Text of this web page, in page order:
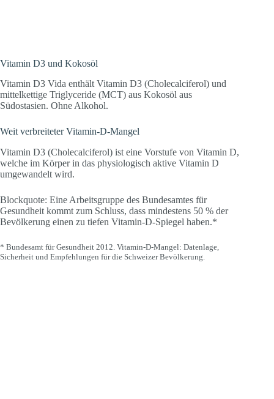
Vitamin D3 und Kokosöl
Vitamin D3 Vida enthält Vitamin D3 (Cholecalciferol) und
mittelkettige Triglyceride (MCT) aus Kokosöl aus
Südostasien. Ohne Alkohol.
Weit verbreiteter Vitamin-D-Mangel
Vitamin D3 (Cholecalciferol) ist eine Vorstufe von Vitamin D,
welche im Körper in das physiologisch aktive Vitamin D
umgewandelt wird.
Blockquote: Eine Arbeitsgruppe des Bundesamtes für
Gesundheit kommt zum Schluss, dass mindestens 50 % der
Bevölkerung einen zu tiefen Vitamin-D-Spiegel haben.*
* Bundesamt für Gesundheit 2012. Vitamin-D-Mangel: Datenlage,
Sicherheit und Empfehlungen für die Schweizer Bevölkerung.